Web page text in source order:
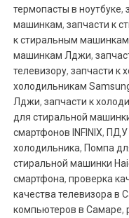
термопасты в ноутбуке,
машинкам,запчасти к
к стиральным машинкам
машинкам Лджи,
телевизору,запчасти к
холодильникам
Лджи,запчасти к
для стиральной
смартфонов INFINIX,ПДУ
холодильника,Помпа
стиральной машинки
смартфона,проверка
качества телевизора в
компьютеров в Самаре,